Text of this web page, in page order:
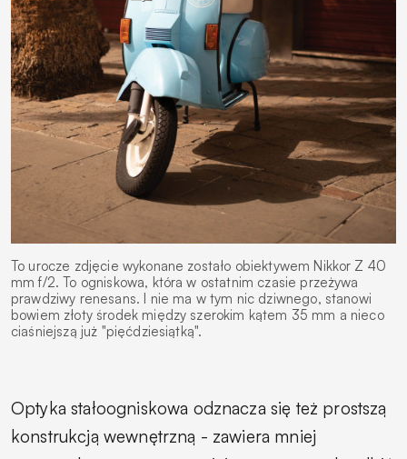
To urocze zdjęcie wykonane zostało obiektywem Nikkor Z 40
mm f/2. To ogniskowa, która w ostatnim czasie przeżywa
prawdziwy renesans. I nie ma w tym nic dziwnego, stanowi
bowiem złoty środek między szerokim kątem 35 mm a nieco
ciaśniejszą już "pięćdziesiątką".
Optyka stałoogniskowa odznacza się też prostszą
konstrukcją wewnętrzną - zawiera mniej